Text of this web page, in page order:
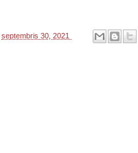
septembris 30, 2021